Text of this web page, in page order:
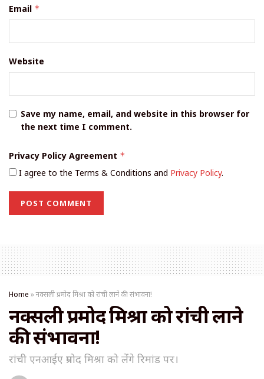
Email *
Website
Save my name, email, and website in this browser for
the next time I comment.
Privacy Policy Agreement *
I agree to the Terms & Conditions and Privacy Policy.
Home »नक्सली प्रमोद मिश्रा को रांची लाने की संभावना!
नक्सली प्रमोद मिश्रा को रांची लाने
की संभावना!
रांची एनआईए प्रमोद मिश्रा को लेंगे रिमांड पर।